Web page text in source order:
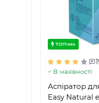
ТОПчик
В наявності
Аспіратор
Easy Natural